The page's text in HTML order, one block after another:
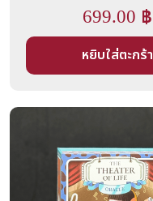
699.00 ฿
หยิบใส่ตะกร้า